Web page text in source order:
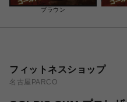
ブラウン
フィットネスショップ
名古屋PARCO